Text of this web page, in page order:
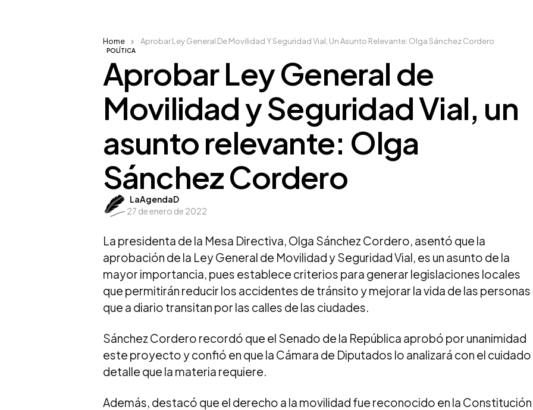
POLÍTICA
Aprobar Ley General de
Movilidad y Seguridad Vial, un
asunto relevante: Olga
Sánchez Cordero
Posted
by
LaAgendaD
27 de enero de 2022
Home Aprobar Ley General De Movilidad Y Seguridad Vial, Un Asunto Relevante: Olga Sánchez Cordero
La presidenta de la Mesa Directiva, Olga Sánchez Cordero, asentó que la
aprobación de la Ley General de Movilidad y Seguridad Vial, es un asunto de la
mayor importancia, pues establece criterios para generar legislaciones locales
que permitirán reducir los accidentes de tránsito y mejorar la vida de las personas
que a diario transitan por las calles de las ciudades.
Sánchez Cordero recordó que el Senado de la República aprobó por unanimidad
este proyecto y confió en que la Cámara de Diputados lo analizará con el cuidado
detalle que la materia requiere.
Además, destacó que el derecho a la movilidad fue reconocido en la Constitución